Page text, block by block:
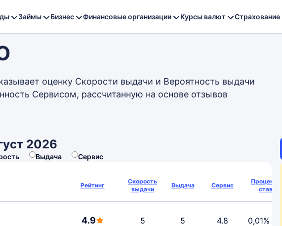
Займы Бизнес Финансовые организации Курсы валют Страхование
оценку Скорости выдачи и Вероятность выдачи
Сервисом, рассчитанную на основе отзывов
2026
Выдача Сервис
Рейтинг
Скорость
выдачи
Выдача Сервис
ставка
4.9 5 5 4.8 0,01%